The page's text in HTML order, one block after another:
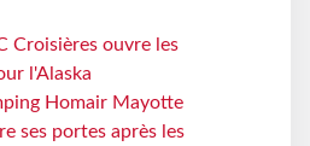
Croisières ouvre les
l'Alaska
Homair Mayotte
ses portes après les